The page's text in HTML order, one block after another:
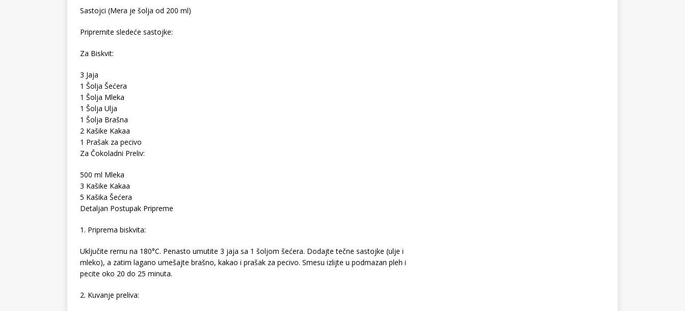
Sastojci (Mera je šolja od 200 ml)
Pripremite sledeće sastojke:
Za Biskvit:
3 Jaja
1 Šolja Šećera
1 Šolja Mleka
1 Šolja Ulja
1 Šolja Brašna
2 Kašike Kakaa
1 Prašak za pecivo
Za Čokoladni Preliv:
500 ml Mleka
3 Kašike Kakaa
5 Kašika Šećera
Detaljan Postupak Pripreme
1. Priprema biskvita:
Uključite rernu na 180°C. Penasto umutite 3 jaja sa 1 šoljom šećera. Dodajte tečne sastojke (ulje i
mleko), a zatim lagano umešajte brašno, kakao i prašak za pecivo. Smesu izlijte u podmazan pleh i
pecite oko 20 do 25 minuta.
2. Kuvanje preliva: